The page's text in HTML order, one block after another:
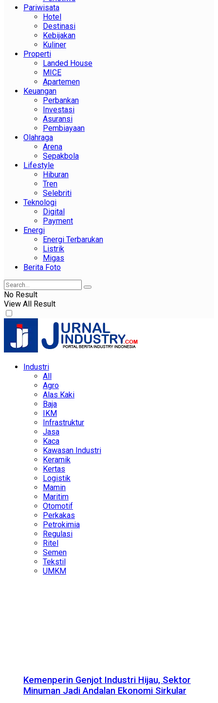
Pariwisata
Hotel
Destinasi
Kebijakan
Kuliner
Properti
Landed House
MICE
Apartemen
Keuangan
Perbankan
Investasi
Asuransi
Pembiayaan
Olahraga
Arena
Sepakbola
Lifestyle
Hiburan
Tren
Selebriti
Teknologi
Digital
Payment
Energi
Energi Terbarukan
Listrik
Migas
Berita Foto
No Result
View All Result
Industri
All
Agro
Alas Kaki
Baja
IKM
Infrastruktur
Jasa
Kaca
Kawasan Industri
Keramik
Kertas
Logistik
Mamin
Maritim
Otomotif
Perkakas
Petrokimia
Regulasi
Ritel
Semen
Tekstil
UMKM
Kemenperin Genjot Industri Hijau, Sektor
Minuman Jadi Andalan Ekonomi Sirkular